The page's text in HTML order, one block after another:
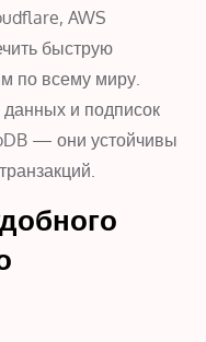
AWS
быструю
по всему миру.
данных и подписок
— они устойчивы